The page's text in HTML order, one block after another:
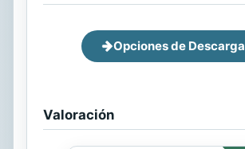
Opciones de Descarga
Valoración